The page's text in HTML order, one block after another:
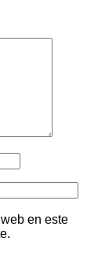
en este